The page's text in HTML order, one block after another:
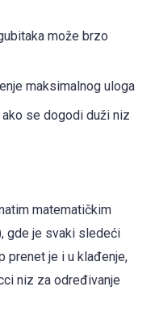
može brzo
maksimalnog uloga
se dogodi duži niz
matematičkim
gde je svaki sledeći
prenet je i u klađenje,
niz za određivanje